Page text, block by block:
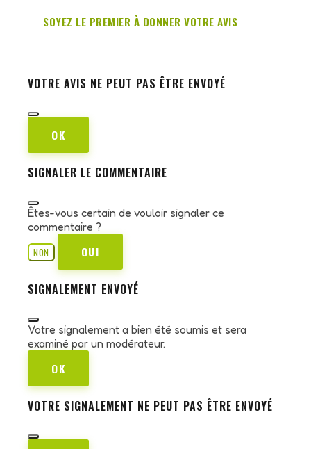
SOYEZ LE PREMIER À DONNER VOTRE AVIS
VOTRE AVIS NE PEUT PAS ÊTRE ENVOYÉ
OK
SIGNALER LE COMMENTAIRE
Êtes-vous certain de vouloir signaler ce
commentaire ?
NON
OUI
SIGNALEMENT ENVOYÉ
Votre signalement a bien été soumis et sera
examiné par un modérateur.
OK
VOTRE SIGNALEMENT NE PEUT PAS ÊTRE ENVOYÉ